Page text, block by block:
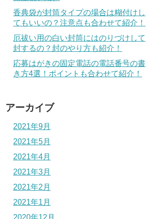
香典袋が封筒タイプの場合は糊付けし
てもいいの？注意点も合わせて紹介！
厄祓い用の白い封筒にはのりづけして
封するの？封のやり方も紹介！
応募はがきの固定電話の電話番号の書
き方4選！ポイントも合わせて紹介！
アーカイブ
2021年9月
2021年5月
2021年4月
2021年3月
2021年2月
2021年1月
2020年12月